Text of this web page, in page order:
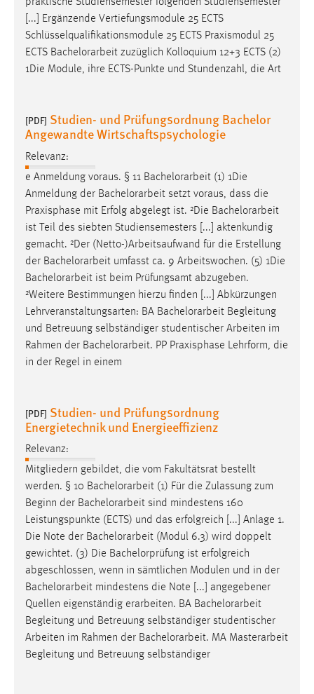
praktische Studiensemester folgenden Studiensemester
[...] Ergänzende Vertiefungsmodule 25 ECTS
Schlüsselqualifikationsmodule 25 ECTS Praxismodul 25
ECTS Bachelorarbeit zuzüglich Kolloquium 12+3 ECTS (2)
1Die Module, ihre ECTS-Punkte und Stundenzahl, die Art
[PDF] Studien- und Prüfungsordnung Bachelor
Angewandte Wirtschaftspsychologie
Relevanz:
e Anmeldung voraus. § 11 Bachelorarbeit (1) 1Die
Anmeldung der Bachelorarbeit setzt voraus, dass die
Praxisphase mit Erfolg abgelegt ist. ²Die Bachelorarbeit
ist Teil des siebten Studiensemesters [...] aktenkundig
gemacht. ²Der (Netto-)Arbeitsaufwand für die Erstellung
der Bachelorarbeit umfasst ca. 9 Arbeitswochen. (5) 1Die
Bachelorarbeit ist beim Prüfungsamt abzugeben.
²Weitere Bestimmungen hierzu finden [...] Abkürzungen
Lehrveranstaltungsarten: BA Bachelorarbeit Begleitung
und Betreuung selbständiger studentischer Arbeiten im
Rahmen der Bachelorarbeit. PP Praxisphase Lehrform, die
in der Regel in einem
[PDF] Studien- und Prüfungsordnung
Energietechnik und Energieeffizienz
Relevanz:
Mitgliedern gebildet, die vom Fakultätsrat bestellt
werden. § 10 Bachelorarbeit (1) Für die Zulassung zum
Beginn der Bachelorarbeit sind mindestens 160
Leistungspunkte (ECTS) und das erfolgreich [...] Anlage 1.
Die Note der Bachelorarbeit (Modul 6.3) wird doppelt
gewichtet. (3) Die Bachelorprüfung ist erfolgreich
abgeschlossen, wenn in sämtlichen Modulen und in der
Bachelorarbeit mindestens die Note [...] angegebener
Quellen eigenständig erarbeiten. BA Bachelorarbeit
Begleitung und Betreuung selbständiger studentischer
Arbeiten im Rahmen der Bachelorarbeit. MA Masterarbeit
Begleitung und Betreuung selbständiger